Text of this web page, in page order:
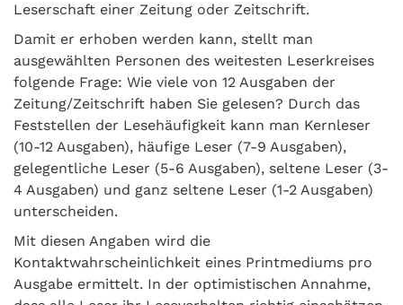
Leserschaft einer Zeitung oder Zeitschrift.
Damit er erhoben werden kann, stellt man
ausgewählten Personen des weitesten Leserkreises
folgende Frage: Wie viele von 12 Ausgaben der
Zeitung/Zeitschrift haben Sie gelesen? Durch das
Feststellen der Lesehäufigkeit kann man Kernleser
(10-12 Ausgaben), häufige Leser (7-9 Ausgaben),
gelegentliche Leser (5-6 Ausgaben), seltene Leser (3-
4 Ausgaben) und ganz seltene Leser (1-2 Ausgaben)
unterscheiden.
Mit diesen Angaben wird die
Kontaktwahrscheinlichkeit eines Printmediums pro
Ausgabe ermittelt. In der optimistischen Annahme,